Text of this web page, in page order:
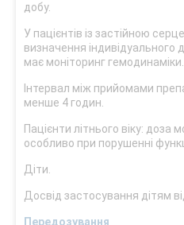
добу.
У пацієнтів із застійною
визначення індивідуального
має моніторинг гемодинаміки.
Інтервал між прийомами
менше 4 годин.
Пацієнти літнього віку: доза
особливо при порушенні
Діти.
Досвід застосування дітям
Передозування